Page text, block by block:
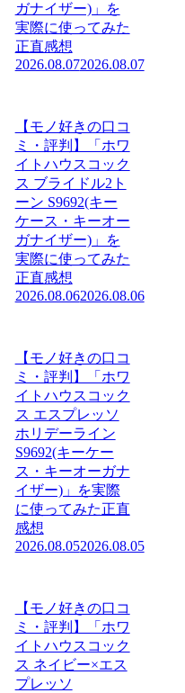
ガナイザー)」を
実際に使ってみた
正直感想
2026.08.072026.08.07
【モノ好きの口コ
ミ・評判】「ホワ
イトハウスコック
ス ブライドル2ト
ーン S9692(キー
ケース・キーオー
ガナイザー)」を
実際に使ってみた
正直感想
2026.08.062026.08.06
【モノ好きの口コ
ミ・評判】「ホワ
イトハウスコック
ス エスプレッソ
ホリデーライン
S9692(キーケー
ス・キーオーガナ
イザー)」を実際
に使ってみた正直
感想
2026.08.052026.08.05
【モノ好きの口コ
ミ・評判】「ホワ
イトハウスコック
ス ネイビー×エス
プレッソ